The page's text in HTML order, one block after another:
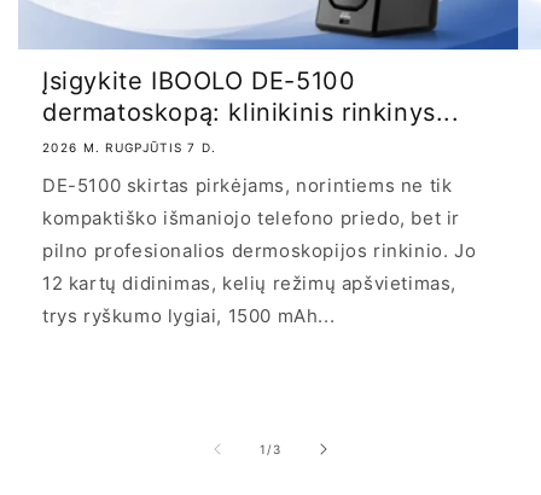
Įsigykite IBOOLO DE-5100
dermatoskopą: klinikinis rinkinys...
2026 M. RUGPJŪTIS 7 D.
DE-5100 skirtas pirkėjams, norintiems ne tik
kompaktiško išmaniojo telefono priedo, bet ir
pilno profesionalios dermoskopijos rinkinio. Jo
12 kartų didinimas, kelių režimų apšvietimas,
trys ryškumo lygiai, 1500 mAh...
1 /iš3